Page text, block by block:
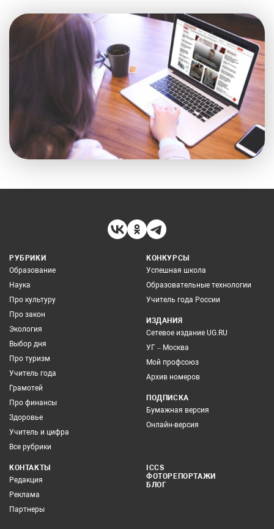
РУБРИКИ
Образование
Наука
Про культуру
Про закон
Экология
Выбор дня
Про туризм
Учитель года
Грамотей
Про финансы
Здоровье
Учитель и цифра
Все рубрики
КОНКУРСЫ
Успешная школа
Образовательные технологии
Учитель года России
ИЗДАНИЯ
Сетевое издание UG.RU
УГ – Москва
Мой профсоюз
Архив номеров
ПОДПИСКА
Бумажная версия
Онлайн-версия
КОНТАКТЫ
Редакция
Реклама
Партнеры
ICCS
ФОТОРЕПОРТАЖИ
БЛОГ